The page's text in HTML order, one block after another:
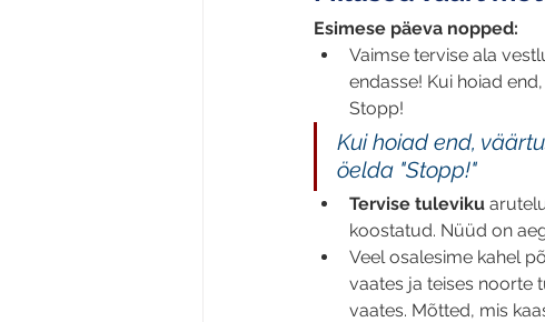
Esimese päeva nopped:
Vaimse tervise ala
endasse! Kui hoiad
Stopp!
Kui hoiad end,
öelda "Stopp!"
Tervise tuleviku
koostatud. Nüüd on
Veel osalesime kahel
vaates ja teises noorte
vaates. Mõtted, mis